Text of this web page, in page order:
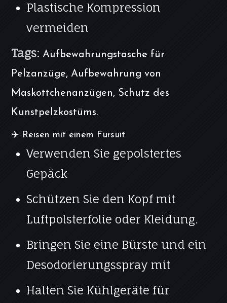
Plastische Kompression
vermeiden
Tags: Aufbewahrungstasche für
Pelzanzüge, Aufbewahrung von
Maskottchenanzügen, Schutz des
Kunstpelzkostüms.
✈️ Reisen mit einem Fursuit
Verwenden Sie gepolstertes
Gepäck
Schützen Sie den Kopf mit
Luftpolsterfolie oder Kleidung.
Bringen Sie eine Bürste und ein
Desodorierungsspray mit
Halten Sie Kühlgeräte für